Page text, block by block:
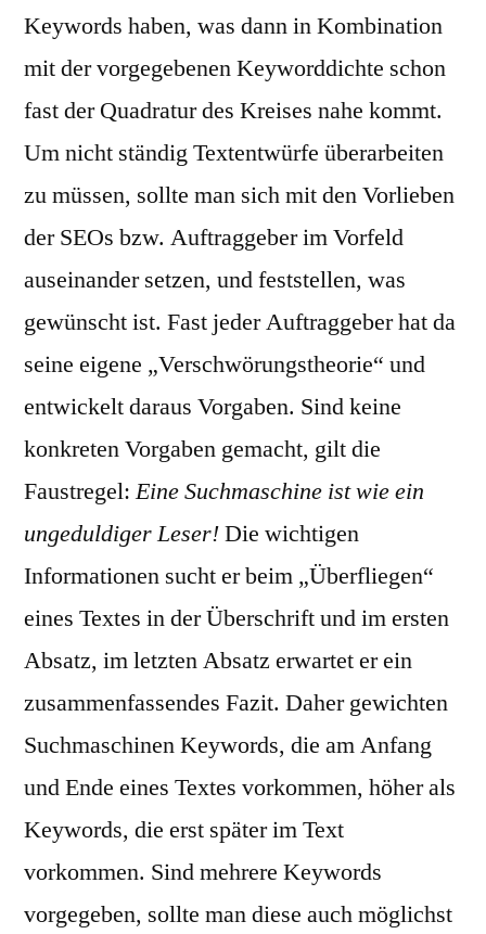
Keywords haben, was dann in Kombination
mit der vorgegebenen Keyworddichte schon
fast der Quadratur des Kreises nahe kommt.
Um nicht ständig Textentwürfe überarbeiten
zu müssen, sollte man sich mit den Vorlieben
der SEOs bzw. Auftraggeber im Vorfeld
auseinander setzen, und feststellen, was
gewünscht ist. Fast jeder Auftraggeber hat da
seine eigene „Verschwörungstheorie“ und
entwickelt daraus Vorgaben. Sind keine
konkreten Vorgaben gemacht, gilt die
Faustregel:Eine Suchmaschine ist wie ein
ungeduldiger Leser!Die wichtigen
Informationen sucht er beim „Überfliegen“
eines Textes in der Überschrift und im ersten
Absatz, im letzten Absatz erwartet er ein
zusammenfassendes Fazit. Daher gewichten
Suchmaschinen Keywords, die am Anfang
und Ende eines Textes vorkommen, höher als
Keywords, die erst später im Text
vorkommen. Sind mehrere Keywords
vorgegeben, sollte man diese auch möglichst